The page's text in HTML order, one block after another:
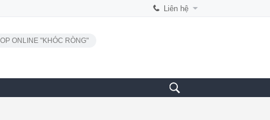
Liên hệ
ONLINE "KHÓC RÒNG"